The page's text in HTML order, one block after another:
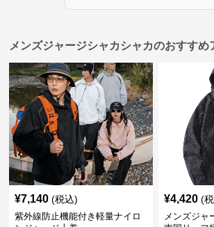
メンズジャージシャカシャカのおすすめ
¥7,140 (税込)
紫外線防止機能付き軽量ナイロ
¥4,420 (
メンズジャ